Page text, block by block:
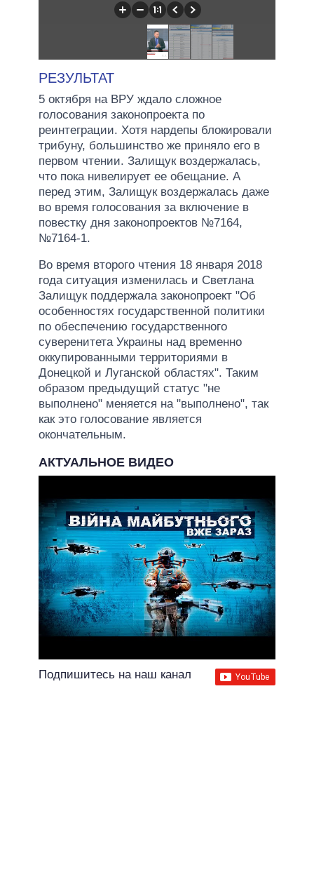
РЕЗУЛЬТАТ
5 октября на ВРУ ждало сложное
голосования законопроекта по
реинтеграции. Хотя нардепы блокировали
трибуну, большинство же приняло его в
первом чтении. Залищук воздержалась,
что пока нивелирует ее обещание. А
перед этим, Залищук воздержалась даже
во время голосования за включение в
повестку дня законопроектов №7164,
№7164-1.
Во время второго чтения 18 января 2018
года ситуация изменилась и Светлана
Залищук поддержала законопроект "Об
особенностях государственной политики
по обеспечению государственного
суверенитета Украины над временно
оккупированными территориями в
Донецкой и Луганской областях". Таким
образом предыдущий статус "не
выполнено" меняется на "выполнено", так
как это голосование является
окончательным.
АКТУАЛЬНОЕ ВИДЕО
Подпишитесь на наш канал